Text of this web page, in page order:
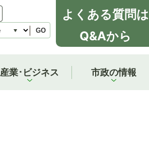
GO
よくある質問は
Q&Aから
産業･ビジネス 市政の情報